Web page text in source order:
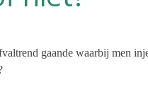
gaande waarbij men